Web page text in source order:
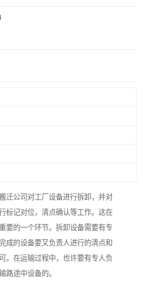
迁公司对工厂设备进行拆卸，并对
标记对位，清点确认等工作。这在
要的一个环节。拆卸设备需要有专
成的设备要又负责人进行的清点和
。在运输过程中，也许要有专人负
路途中设备的。